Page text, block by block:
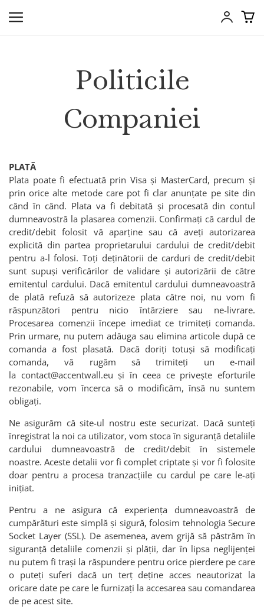
Politicile
Companiei
PLATĂ
Plata poate fi efectuată prin Visa și MasterCard, precum și
prin orice alte metode care pot fi clar anunțate pe site din
când în când. Plata va fi debitată și procesată din contul
dumneavostră la plasarea comenzii. Confirmați că cardul de
credit/debit folosit vă aparține sau că aveți autorizarea
explicită din partea proprietarului cardului de credit/debit
pentru a-l folosi. Toți deținătorii de carduri de credit/debit
sunt supuși verificărilor de validare și autorizării de către
emitentul cardului. Dacă emitentul cardului dumneavoastră
de plată refuză să autorizeze plata către noi, nu vom fi
răspunzători pentru nicio întârziere sau ne-livrare.
Procesarea comenzii începe imediat ce trimiteți comanda.
Prin urmare, nu putem adăuga sau elimina articole după ce
comanda a fost plasată. Dacă doriți totuși să modificați
comanda, vă rugăm să trimiteți un e-mail
la contact@accentwall.eu și în ceea ce privește eforturile
rezonabile, vom încerca să o modificăm, însă nu suntem
obligați.
Ne asigurăm că site-ul nostru este securizat. Dacă sunteți
înregistrat la noi ca utilizator, vom stoca în siguranță detaliile
cardului dumneavoastră de credit/debit în sistemele
noastre. Aceste detalii vor fi complet criptate și vor fi folosite
doar pentru a procesa tranzacțiile cu cardul pe care le-ați
inițiat.
Pentru a ne asigura că experiența dumneavoastră de
cumpărături este simplă și sigură, folosim tehnologia Secure
Socket Layer (SSL). De asemenea, avem grijă să păstrăm în
siguranță detaliile comenzii și plății, dar în lipsa neglijenței
nu putem fi trași la răspundere pentru orice pierdere pe care
o puteți suferi dacă un terț deține acces neautorizat la
oricare date pe care le furnizați la accesarea sau comandarea
de pe acest site.